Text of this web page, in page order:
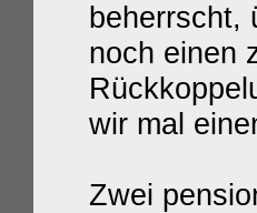
beherrscht,
noch einen
wir mal
Zwei